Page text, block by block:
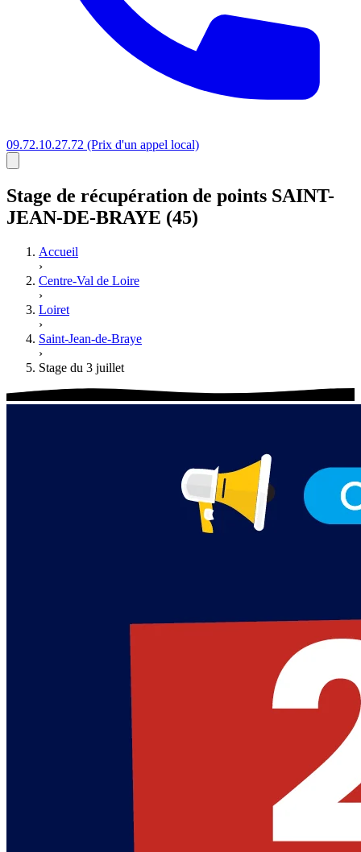
09.72.10.27.72 (Prix d'un appel local)
Stage de récupération de points SAINT-
JEAN-DE-BRAYE (45)
Accueil
›
Centre-Val de Loire
›
Loiret
›
Saint-Jean-de-Braye
›
Stage du 3 juillet